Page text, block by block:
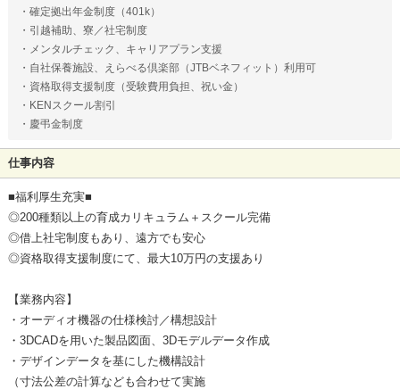
・確定拠出年金制度（401k）
・引越補助、寮／社宅制度
・メンタルチェック、キャリアプラン支援
・自社保養施設、えらべる倶楽部（JTBベネフィット）利用可
・資格取得支援制度（受験費用負担、祝い金）
・KENスクール割引
・慶弔金制度
仕事内容
■福利厚生充実■
◎200種類以上の育成カリキュラム＋スクール完備
◎借上社宅制度もあり、遠方でも安心
◎資格取得支援制度にて、最大10万円の支援あり
【業務内容】
・オーディオ機器の仕様検討／構想設計
・3DCADを用いた製品図面、3Dモデルデータ作成
・デザインデータを基にした機構設計
（寸法公差の計算なども合わせて実施